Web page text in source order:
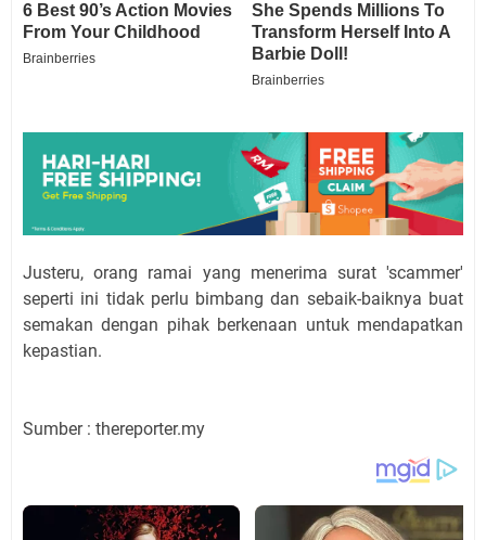
Justeru, orang ramai yang menerima surat 'scammer'
seperti ini tidak perlu bimbang dan sebaik-baiknya buat
semakan dengan pihak berkenaan untuk mendapatkan
kepastian.
Sumber : thereporter.my